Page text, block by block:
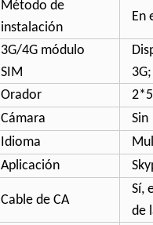
Método de
instalación
En
3G/4G módulo
SIM
3G;
Orador
Cámara
Sin
Idioma
Aplicación
Cable de CA
Sí,
de